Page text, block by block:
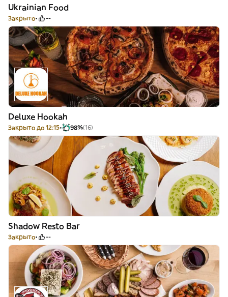
Ukrainian Food
Закрыто --
Deluxe Hookah
Закрыто до 12:15 98%(16)
Shadow Resto Bar
Закрыто --